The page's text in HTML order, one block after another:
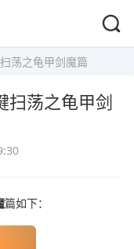
荡之龟甲剑魔篇
扫荡之龟甲剑
篇如下：